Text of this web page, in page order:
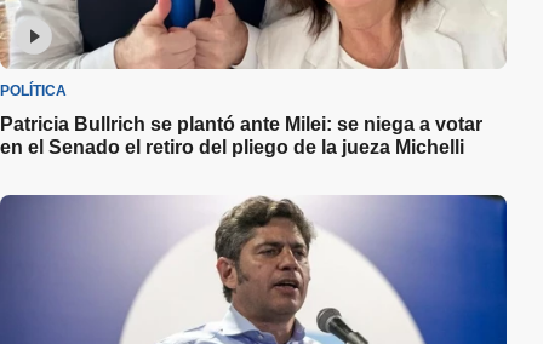
POLÍTICA
Patricia Bullrich se plantó ante Milei: se niega a votar
en el Senado el retiro del pliego de la jueza Michelli